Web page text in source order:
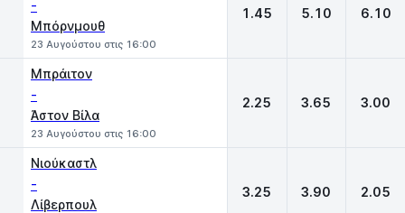
-
Μπόρνμουθ
23 Αυγούστου στις 16:00
1.45 5.10 6.10
Μπράιτον
-
Άστον Βίλα
23 Αυγούστου στις 16:00
2.25 3.65 3.00
Νιούκαστλ
-
Λίβερπουλ
3.25 3.90 2.05